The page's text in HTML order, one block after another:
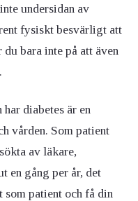
undersidan av
fysiskt besvärligt att
bara inte på att även
diabetes är en
vården. Som patient
av läkare,
en gång per år, det
patient och få din